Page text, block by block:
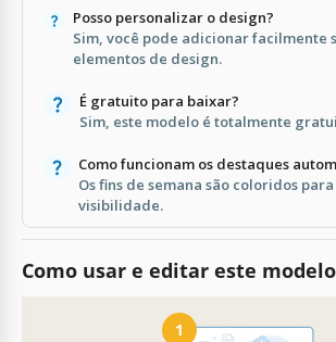
Posso personalizar o design?
Sim, você pode adicionar facilmente
elementos de design.
É gratuito para baixar?
Sim, este modelo é totalmente
Como funcionam os destaques
Os fins de semana são coloridos
visibilidade.
Como usar e editar este modelo
1